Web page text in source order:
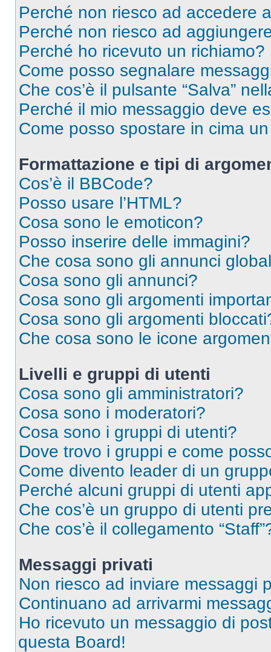
Perché non riesco ad accedere
Perché non riesco ad
Perché ho ricevuto un richiamo?
Come posso segnalare
Che cos’è il pulsante “Salva”
Perché il mio messaggio deve
Come posso spostare in cima
Formattazione e tipi di
Cos’è il BBCode?
Posso usare l’HTML?
Cosa sono le emoticon?
Posso inserire delle immagini?
Che cosa sono gli annunci
Cosa sono gli annunci?
Cosa sono gli argomenti
Cosa sono gli argomenti
Che cosa sono le icone
Livelli e gruppi di utenti
Cosa sono gli amministratori?
Cosa sono i moderatori?
Cosa sono i gruppi di utenti?
Dove trovo i gruppi e come
Come divento leader di un
Perché alcuni gruppi di utenti
Che cos’è un gruppo di utenti
Che cos’è il collegamento
Messaggi privati
Non riesco ad inviare messaggi
Continuano ad arrivarmi
Ho ricevuto un messaggio di
questa Board!